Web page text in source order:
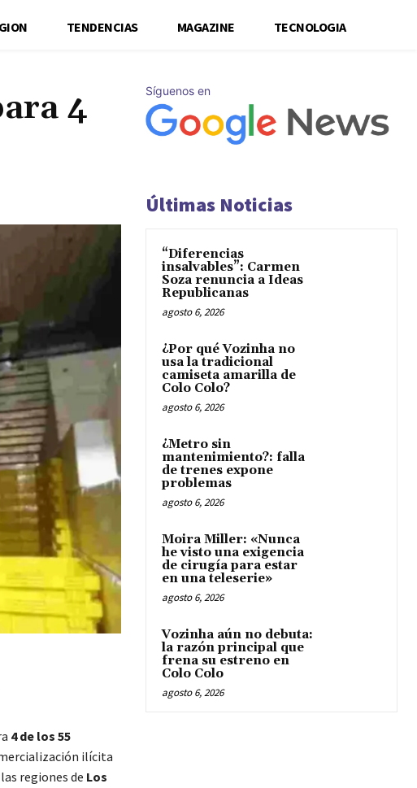
TENDENCIAS MAGAZINE TECNOLOGIA
4
4 de los 55
ilícita
regiones de Los
Síguenos en
Últimas Noticias
“Diferencias
insalvables”: Carmen
Soza renuncia a Ideas
Republicanas
agosto 6, 2026
¿Por qué Vozinha no
usa la tradicional
camiseta amarilla de
Colo Colo?
agosto 6, 2026
¿Metro sin
mantenimiento?: falla
de trenes expone
problemas
agosto 6, 2026
Moira Miller: «Nunca
he visto una exigencia
de cirugía para estar
en una teleserie»
agosto 6, 2026
Vozinha aún no debuta:
la razón principal que
frena su estreno en
Colo Colo
agosto 6, 2026